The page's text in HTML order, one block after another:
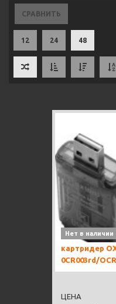
СРАВНИТЬ
12 24 48
Нет в наличии
картридер
0CR003rd/
ЦЕНА